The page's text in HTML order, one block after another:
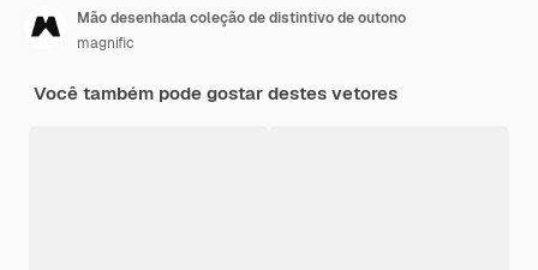
Mão desenhada coleção de distintivo de outono
magnific
Você também pode gostar destes vetores